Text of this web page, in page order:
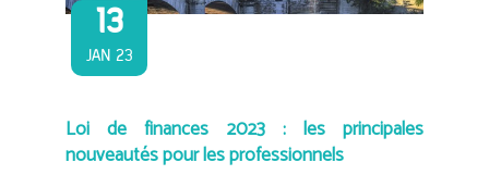
13
JAN 23
Loi de finances 2023 : les principales
nouveautés pour les professionnels